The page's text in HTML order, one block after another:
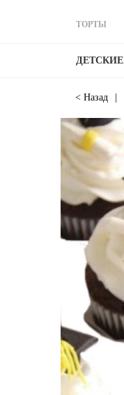
ТОРТЫ
ДЕТСКИЕ
< Назад